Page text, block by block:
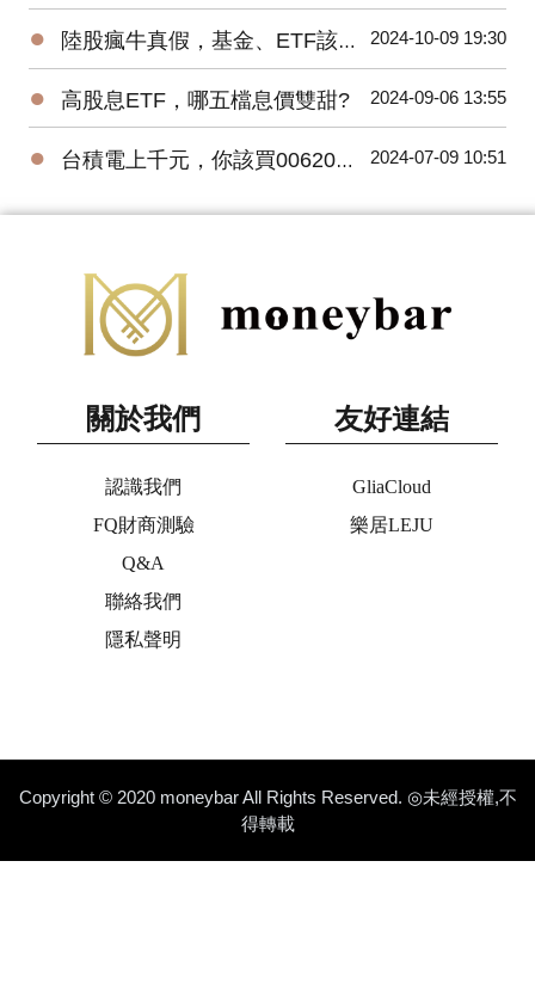
● 陸股瘋牛真假，基金、ETF該怎麼挑? 2024-10-09 19:30
● 高股息ETF，哪五檔息價雙甜? 2024-09-06 13:55
● 台積電上千元，你該買006208還是0056? 2024-07-09 10:51
關於我們
認識我們
FQ財商測驗
Q&A
聯絡我們
隱私聲明
友好連結
GliaCloud
樂居LEJU
Copyright © 2020 moneybar All Rights Reserved. ◎未經授權,不
得轉載